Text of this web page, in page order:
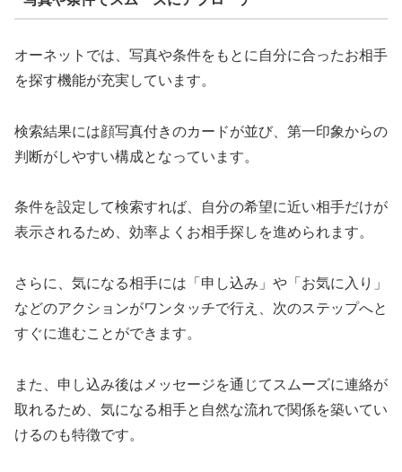
オーネットでは、写真や条件をもとに自分に合ったお相手
を探す機能が充実しています。
検索結果には顔写真付きのカードが並び、第一印象からの
判断がしやすい構成となっています。
条件を設定して検索すれば、自分の希望に近い相手だけが
表示されるため、効率よくお相手探しを進められます。
さらに、気になる相手には「申し込み」や「お気に入り」
などのアクションがワンタッチで行え、次のステップへと
すぐに進むことができます。
また、申し込み後はメッセージを通じてスムーズに連絡が
取れるため、気になる相手と自然な流れで関係を築いてい
けるのも特徴です。